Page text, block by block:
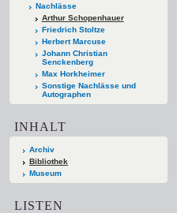
Nachlässe
Arthur Schopenhauer
Friedrich Stoltze
Herbert Marcuse
Johann Christian
Senckenberg
Max Horkheimer
Sonstige Nachlässe und
Autographen
INHALT
Archiv
Bibliothek
Museum
LISTEN